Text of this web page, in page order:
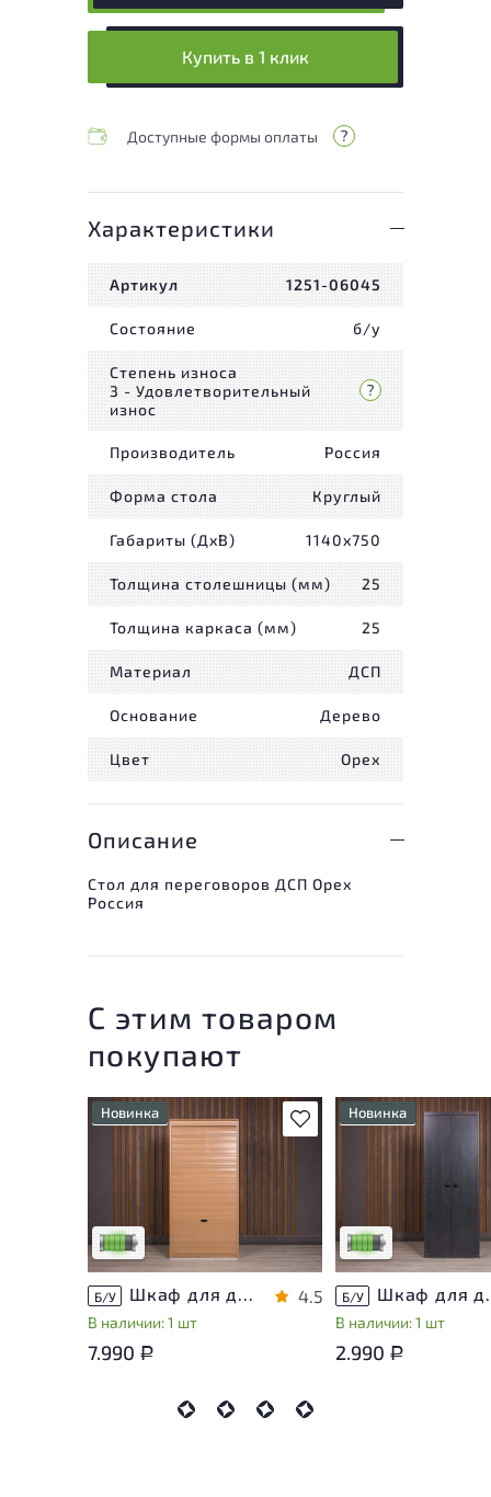
Купить в 1 клик
Доступные формы оплаты
Характеристики
Артикул 1251-06045
Состояние б/у
Степень износа
3 - Удовлетворительный
износ
Производитель Россия
Форма стола Круглый
Габариты (ДxВ) 1140x750
Толщина столешницы (мм) 25
Толщина каркаса (мм) 25
Материал ДСП
Основание Дерево
Цвет Орех
Описание
Стол для переговоров ДСП Орех
Россия
С этим товаром
покупают
В избранное
Новинка
У товара присутствуют
незначительные следы
эксплуатации, не влияющие
Низкая степень износа
Б/У Шкаф для документов ДСП Клен Россия
В наличии: 1 шт
4.5
7.990 Р
Новинка
У товара
незначительные
на удобство его
Низкая степень
Б/У Шкаф
В наличии: 1 шт
2.990 Р